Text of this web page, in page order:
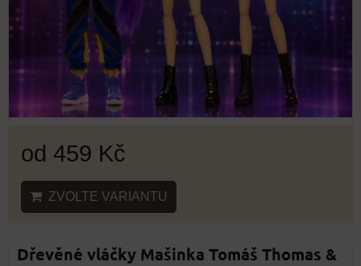
od 459 Kč
ZVOLTE VARIANTU
Dřevěné vláčky Mašinka Tomáš Thomas &